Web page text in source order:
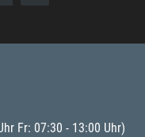
Fr: 07:30 - 13:00 Uhr)